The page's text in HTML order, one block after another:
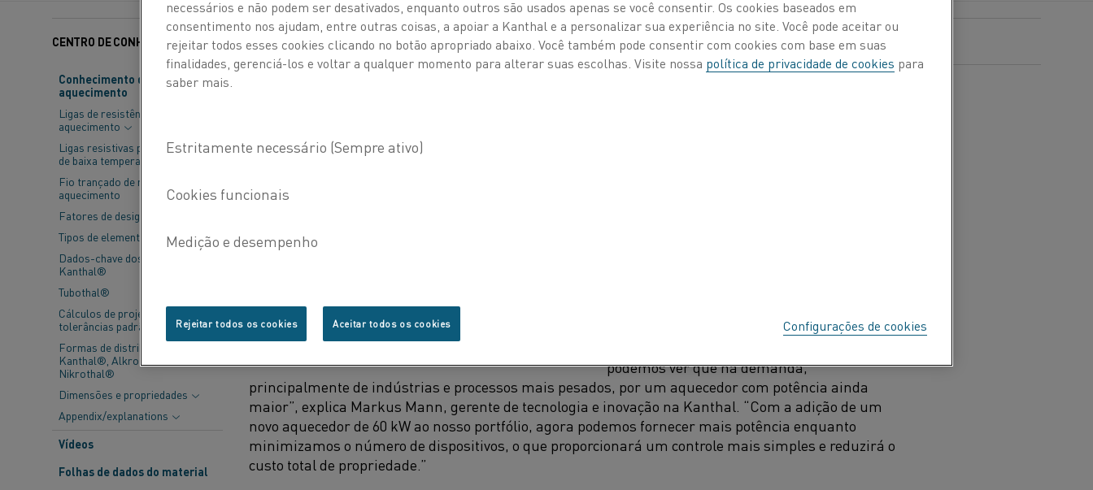
CENTRO DE CONHECIMENTO
Conhecimento de material de
aquecimento
Ligas de resistência de
aquecimento
Ligas resistivas para aplicações
de baixa temperatura
Fio trançado de resistência de
aquecimento
Fatores de design
Tipos de elementos
Dados-chave dos elementos
Kanthal®
Tubothal®
Cálculos de projeto e
tolerâncias padrão
Formas de distribuição -
Kanthal®, Alkrothal® e
Nikrothal®
Dimensões e propriedades
Appendix/explanations
Vídeos
Folhas de dados do material
Categorias: Aquecedores de ar , Eletrificação Publicados 28 out. 2020
“Temos a melhor tecnologia disponível no
podemos ver que há demanda,
principalmente de indústrias e processos mais pesados, por um aquecedor com potência ainda
maior”, explica Markus Mann, gerente de tecnologia e inovação na Kanthal. “Com a adição de um
novo aquecedor de 60 kW ao nosso portfólio, agora podemos fornecer mais potência enquanto
minimizamos o número de dispositivos, o que proporcionará um controle mais simples e reduzirá o
custo total de propriedade.”
necessários e não podem ser desativados, enquanto outros são usados apenas se você consentir. Os cookies baseados em
consentimento nos ajudam, entre outras coisas, a apoiar a Kanthal e a personalizar sua experiência no site. Você pode aceitar ou
rejeitar todos esses cookies clicando no botão apropriado abaixo. Você também pode consentir com cookies com base em suas
finalidades, gerenciá-los e voltar a qualquer momento para alterar suas escolhas. Visite nossa política de privacidade de cookies para
saber mais.
Configurações de cookies
Rejeitar todos os cookies Aceitar todos os cookies